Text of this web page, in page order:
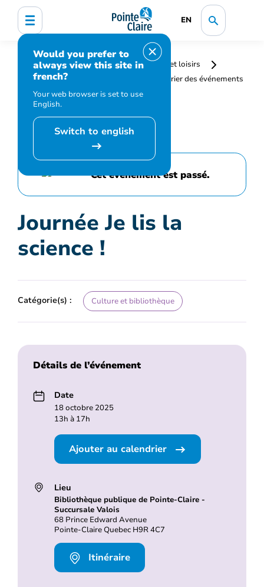
EN
Would you prefer to
always view this site in
french?
Your web browser is set to use
English.
Switch to english
Accueil
Bibliothèque, culture, sports et loisirs
Programmation et inscription
Calendrier des événements
et activités
Journée Je lis la science !
Cet événement est passé.
Journée Je lis la
science !
Catégorie(s) : Culture et bibliothèque
Détails de l’événement
Date
18 octobre 2025
13h à 17h
Ajouter au calendrier
Lieu
Bibliothèque publique de Pointe-Claire -
Succursale Valois
68 Prince Edward Avenue
Pointe-Claire Quebec H9R 4C7
Itinéraire